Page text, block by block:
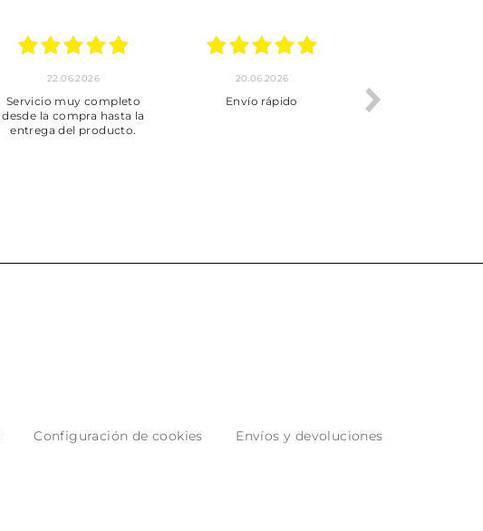
22.06.2026
Servicio muy completo
desde la compra hasta la
entrega del producto.
20.06.2026
Envío rápido
Configuración de cookies
Envíos y devoluciones